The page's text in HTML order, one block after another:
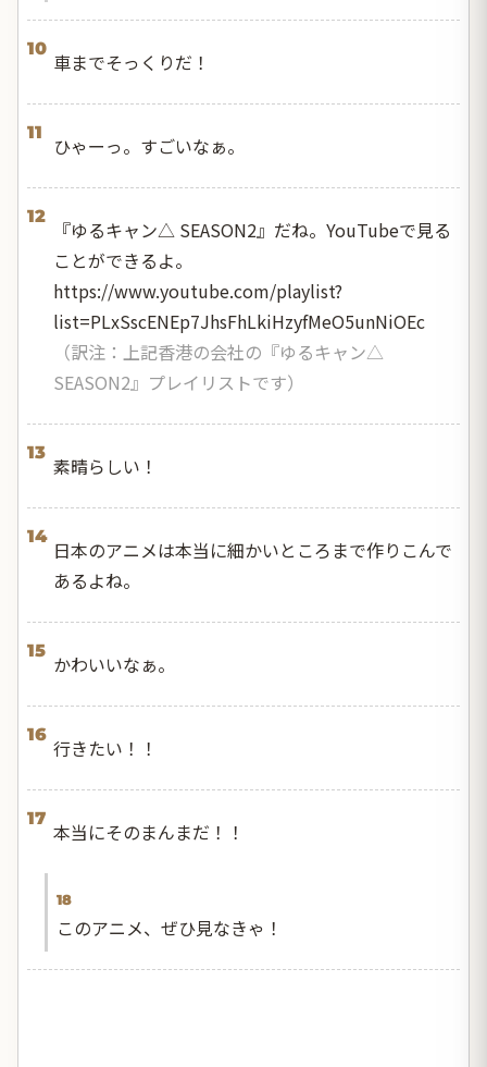
10
車までそっくりだ！
11
ひゃーっ。すごいなぁ。
12
『ゆるキャン△ SEASON2』だね。YouTubeで見る
ことができるよ。
https://www.youtube.com/playlist?
list=PLxSscENEp7JhsFhLkiHzyfMeO5unNiOEc
（訳注：上記香港の会社の『ゆるキャン△
SEASON2』プレイリストです）
13
素晴らしい！
14
日本のアニメは本当に細かいところまで作りこんで
あるよね。
15
かわいいなぁ。
16
行きたい！！
17
本当にそのまんまだ！！
18
このアニメ、ぜひ見なきゃ！